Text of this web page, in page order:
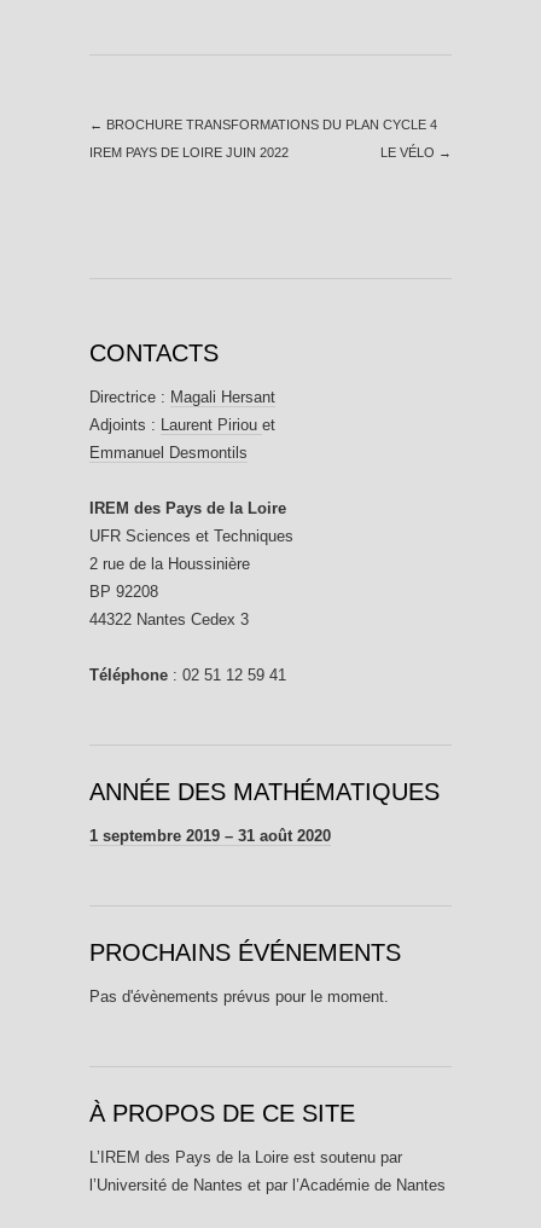
← BROCHURE TRANSFORMATIONS DU PLAN CYCLE 4
IREM PAYS DE LOIRE JUIN 2022
LE VÉLO →
CONTACTS
Directrice : Magali Hersant
Adjoints : Laurent Piriou et
Emmanuel Desmontils
IREM des Pays de la Loire
UFR Sciences et Techniques
2 rue de la Houssinière
BP 92208
44322 Nantes Cedex 3
Téléphone : 02 51 12 59 41
ANNÉE DES MATHÉMATIQUES
1 septembre 2019 – 31 août 2020
PROCHAINS ÉVÉNEMENTS
Pas d'évènements prévus pour le moment.
À PROPOS DE CE SITE
L’IREM des Pays de la Loire est soutenu par
l’Université de Nantes et par l’Académie de Nantes